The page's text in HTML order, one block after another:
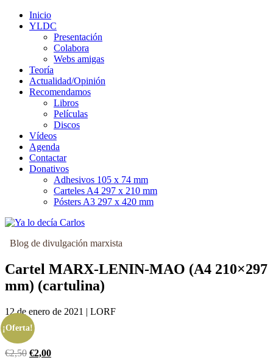
Skip
Inicio
YLDC
Presentación
Colabora
Webs amigas
Teoría
Actualidad/Opinión
Recomendamos
Libros
Películas
Discos
Vídeos
Agenda
Contactar
Donativos
Adhesivos 105 x 74 mm
Carteles A4 297 x 210 mm
Pósters A3 297 x 420 mm
Blog de divulgación marxista
Cartel MARX-LENIN-MAO (A4 210×297
mm) (cartulina)
12 de enero de 2021 | LORF
¡Oferta!
€2,50 El
€2,00El